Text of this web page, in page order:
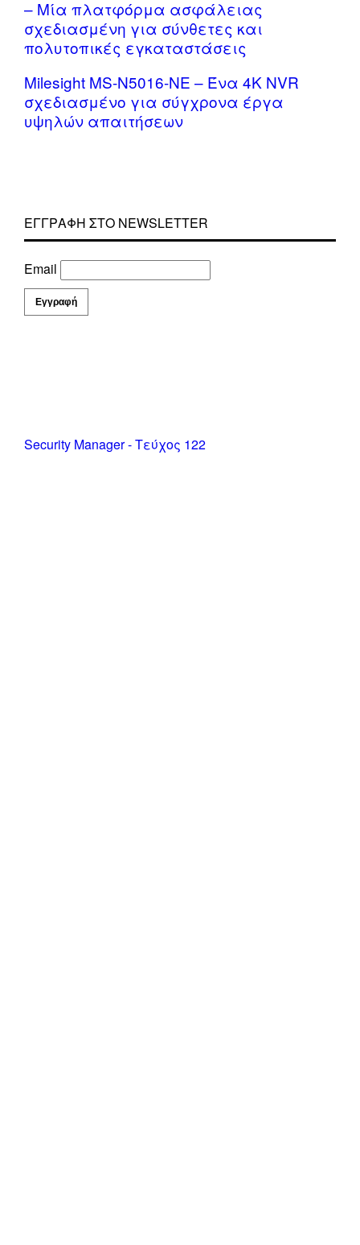
– Μία πλατφόρμα ασφάλειας
σχεδιασμένη για σύνθετες και
πολυτοπικές εγκαταστάσεις
Milesight MS-N5016-NE – Ένα 4K NVR
σχεδιασμένο για σύγχρονα έργα
υψηλών απαιτήσεων
ΕΓΓΡΑΦΗ ΣΤΟ NEWSLETTER
Email
Security Manager - Τεύχος 122